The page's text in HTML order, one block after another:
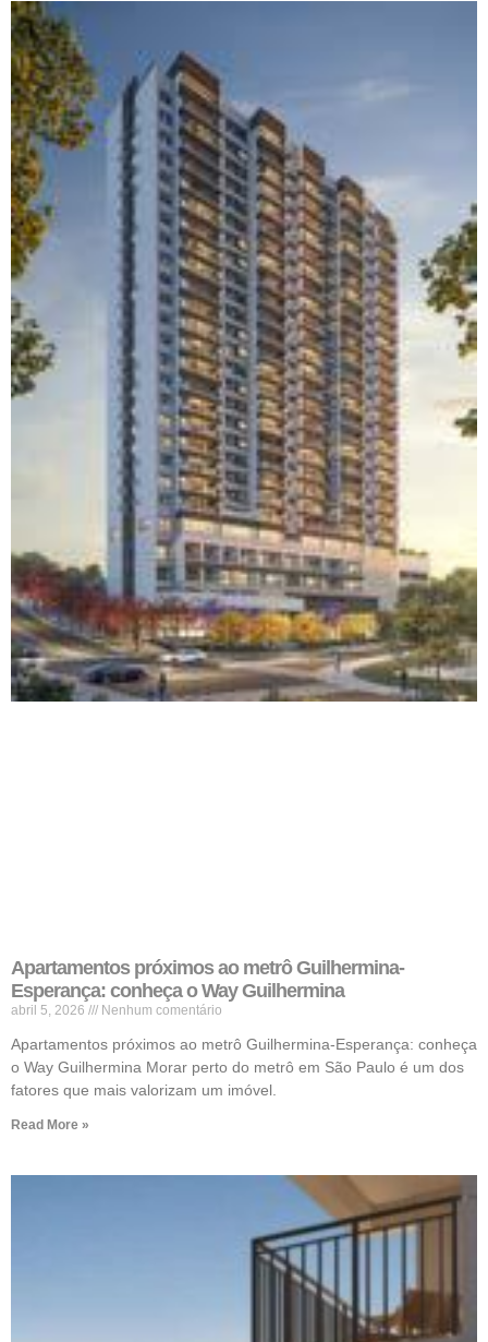
Apartamentos próximos ao metrô Guilhermina-
Esperança: conheça o Way Guilhermina
abril 5, 2026 Nenhum comentário
Apartamentos próximos ao metrô Guilhermina-Esperança: conheça
o Way Guilhermina Morar perto do metrô em São Paulo é um dos
fatores que mais valorizam um imóvel.
Read More »